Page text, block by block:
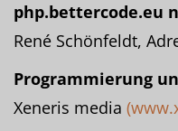
php.bettercode.eu
René Schönfeldt,
Programmierung
Xeneris media